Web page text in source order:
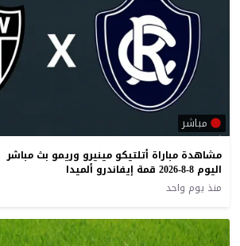
مباشر
مشاهدة مباراة أتلتيكو مينيرو وريمو بث مباشر
اليوم 8-8-2026 قمة إيفاندرو ألميدا
منذ يوم واحد